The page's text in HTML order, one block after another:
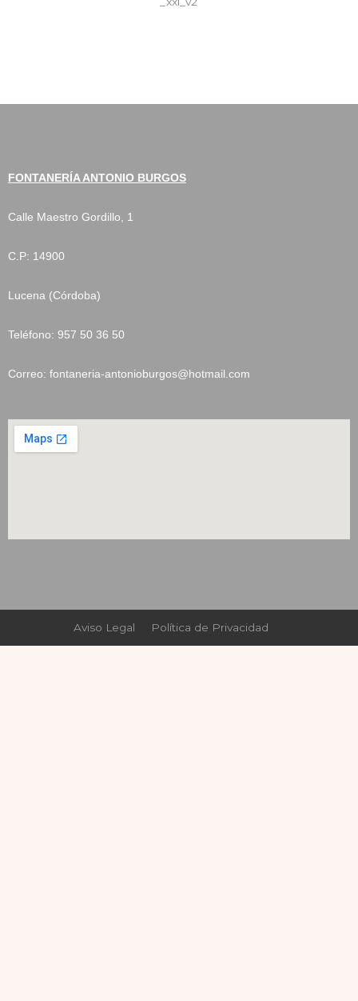
FONTANERÍA ANTONIO BURGOS
Calle Maestro Gordillo, 1
C.P: 14900
Lucena (Córdoba)
Teléfono: 957 50 36 50
Correo: fontaneria-antonioburgos@hotmail.com
Aviso Legal Política de Privacidad